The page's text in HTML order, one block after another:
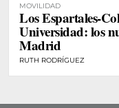
MOVILIDAD
Los Espartales-
Universidad: los
Madrid
RUTH RODRÍGUEZ